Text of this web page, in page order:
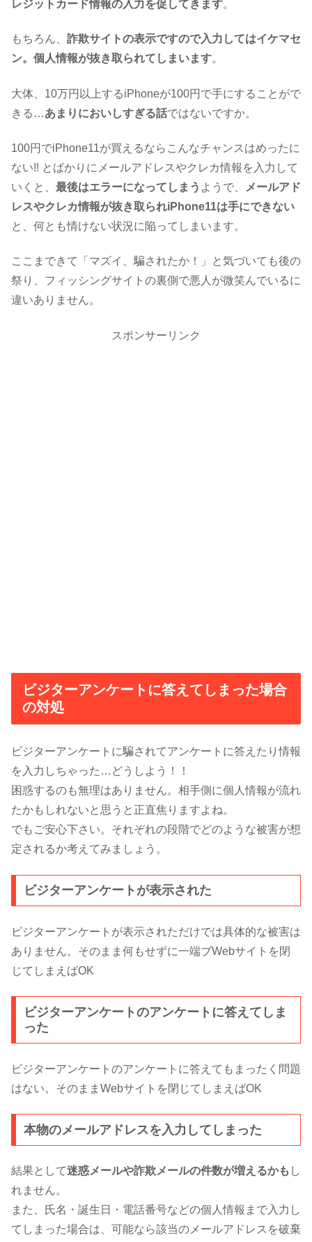
レジットカード情報の入力を促してきます。
もちろん、 詐欺サイトの表示ですので入力してはイケマセ
ン。個人情報が抜き取られてしまいます。
大体、10万円以上するiPhoneが100円で手にすることがで
きる…あまりにおいしすぎる話ではないですか。
100円でiPhone11が買えるならこんなチャンスはめったに
ない!! とばかりにメールアドレスやクレカ情報を入力して
いくと、 最後はエラーになってしまう ようで、
メールアド
レスやクレカ情報が抜き取られiPhone11は手にできない
と、何とも情けない状況に陥ってしまいます。
ここまできて「マズイ、騙されたか！」と気づいても後の
祭り、フィッシングサイトの裏側で悪人が微笑んでいるに
違いありません。
スポンサーリンク
ビジターアンケートに答えてしまった場合
の対処
ビジターアンケートに騙されてアンケートに答えたり情報
を入力しちゃった…どうしよう！！
困惑するのも無理はありません。相手側に個人情報が流れ
たかもしれないと思うと正直焦りますよね。
でもご安心下さい。それぞれの段階でどのような被害が想
定されるか考えてみましょう。
ビジターアンケートが表示された
ビジターアンケートが表示されただけでは具体的な被害は
ありません。そのまま何もせずに一端ブWebサイトを閉
じてしまえばOK
ビジターアンケートのアンケートに答えてしま
った
ビジターアンケートのアンケートに答えてもまったく問題
はない。そのままWebサイトを閉じてしまえばOK
本物のメールアドレスを入力してしまった
結果として迷惑メールや詐欺メールの件数が増えるかも し
れません。
また、氏名・誕生日・電話番号などの個人情報まで入力し
てしまった場合は、可能なら該当のメールアドレスを破棄